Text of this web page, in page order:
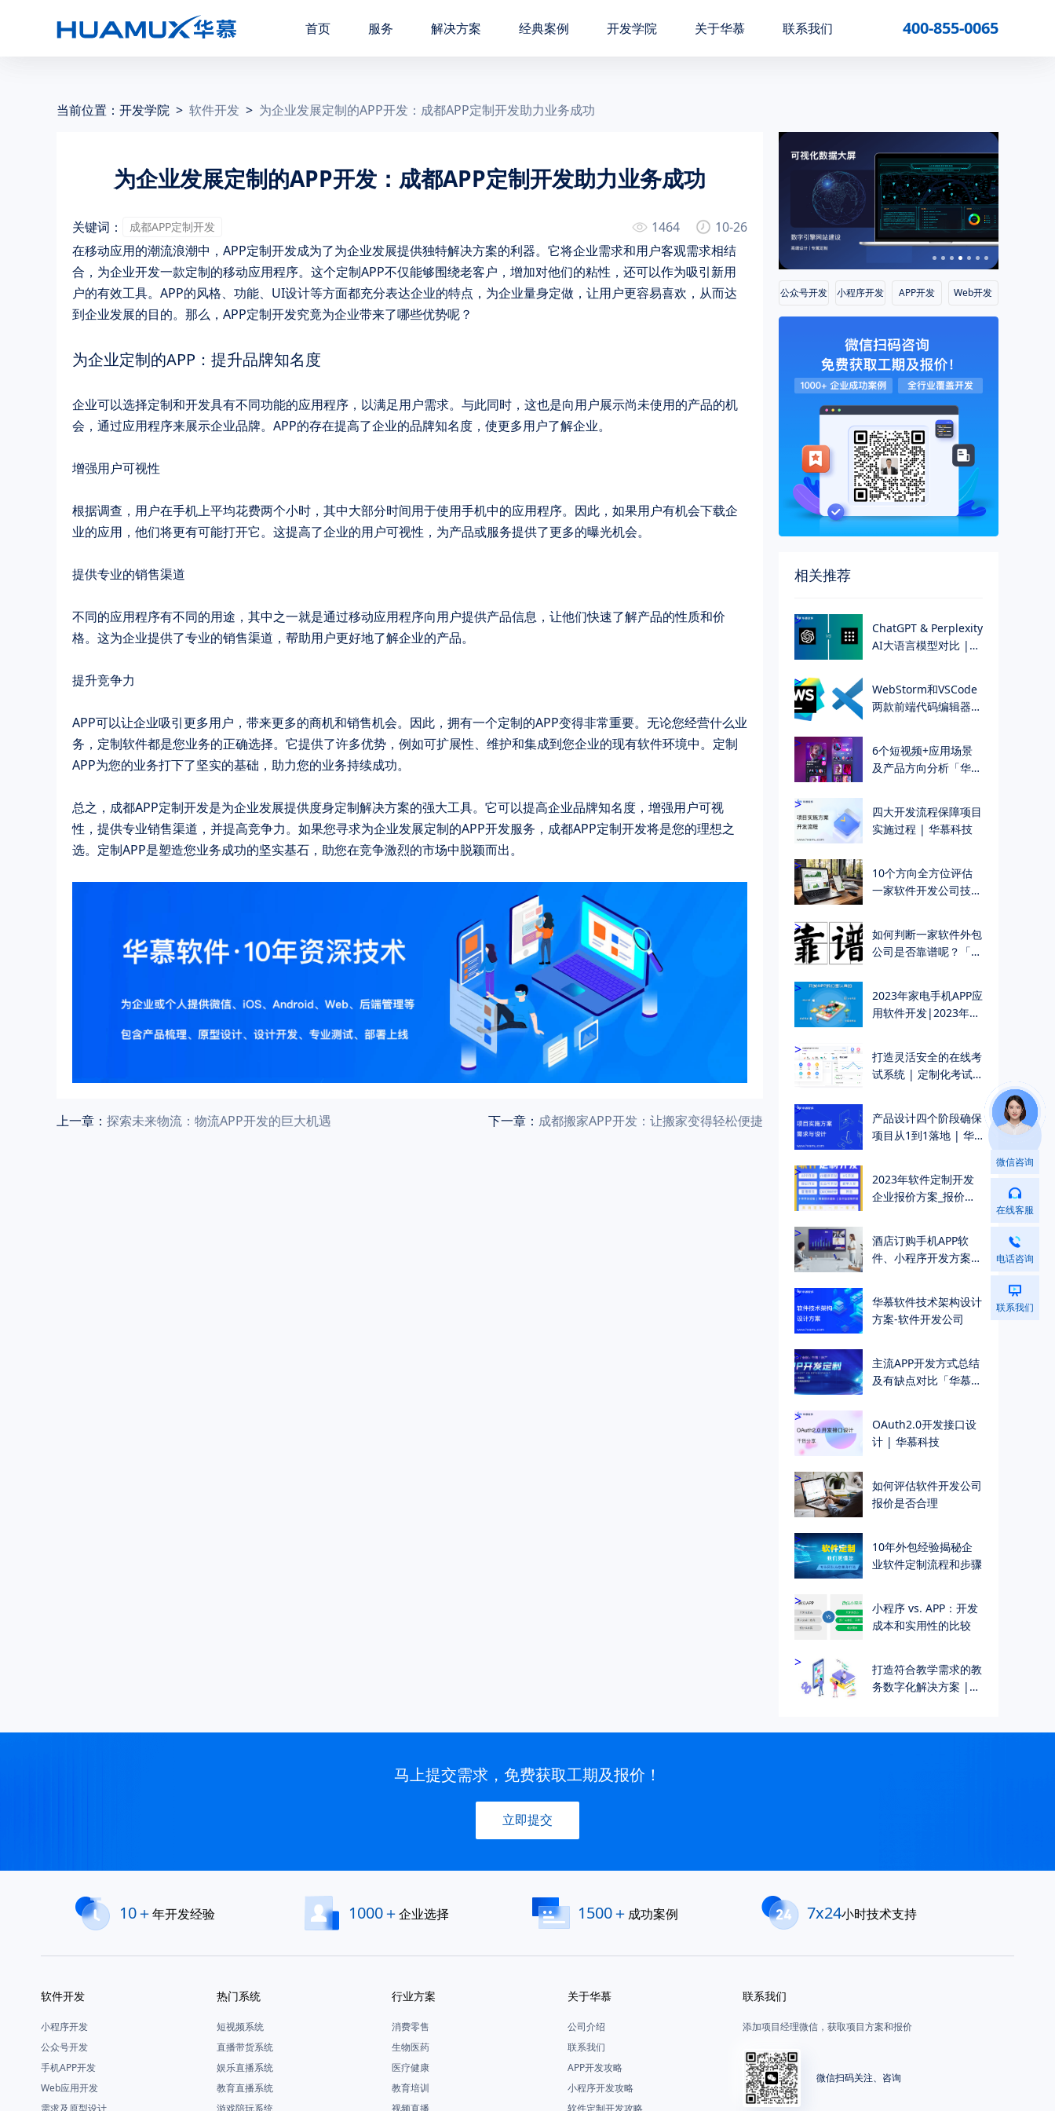
首页 服务 解决方案 经典案例 开发学院 关于华慕 联系我们 400-855-0065
当前位置： 开发学院 > 软件开发 > 为企业发展定制的APP开发：成都APP定制开发助力业务成功
为企业发展定制的APP开发：成都APP定制开发助力业务成功
关键词： 成都APP定制开发 1464
10-26
在移动应用的潮流浪潮中，APP定制开发成为了为企业发展提供独特解决方案的利器。它将企业需求和用户客观需求相结
合，为企业开发一款定制的移动应用程序。这个定制APP不仅能够围绕老客户，增加对他们的粘性，还可以作为吸引新用
户的有效工具。APP的风格、功能、UI设计等方面都充分表达企业的特点，为企业量身定做，让用户更容易喜欢，从而达
到企业发展的目的。那么，APP定制开发究竟为企业带来了哪些优势呢？
为企业定制的APP：提升品牌知名度
企业可以选择定制和开发具有不同功能的应用程序，以满足用户需求。与此同时，这也是向用户展示尚未使用的产品的机
会，通过应用程序来展示企业品牌。APP的存在提高了企业的品牌知名度，使更多用户了解企业。
增强用户可视性
根据调查，用户在手机上平均花费两个小时，其中大部分时间用于使用手机中的应用程序。因此，如果用户有机会下载企
业的应用，他们将更有可能打开它。这提高了企业的用户可视性，为产品或服务提供了更多的曝光机会。
提供专业的销售渠道
不同的应用程序有不同的用途，其中之一就是通过移动应用程序向用户提供产品信息，让他们快速了解产品的性质和价
格。这为企业提供了专业的销售渠道，帮助用户更好地了解企业的产品。
提升竞争力
APP可以让企业吸引更多用户，带来更多的商机和销售机会。因此，拥有一个定制的APP变得非常重要。无论您经营什么业
务，定制软件都是您业务的正确选择。它提供了许多优势，例如可扩展性、维护和集成到您企业的现有软件环境中。定制
APP为您的业务打下了坚实的基础，助力您的业务持续成功。
总之，成都APP定制开发是为企业发展提供度身定制解决方案的强大工具。它可以提高企业品牌知名度，增强用户可视
性，提供专业销售渠道，并提高竞争力。如果您寻求为企业发展定制的APP开发服务，成都APP定制开发将是您的理想之
选。定制APP是塑造您业务成功的坚实基石，助您在竞争激烈的市场中脱颖而出。
上一章： 探索未来物流：物流APP开发的巨大机遇 下一章： 成都搬家APP开发：让搬家变得轻松便捷
公众号开发 小程序开发 APP开发 Web开发
相关推荐
>
ChatGPT & Perplexity
AI大语言模型对比 |
>
WebStorm和VSCode
两款前端代码编辑器，
>
6个短视频+应用场景
及产品方向分析「华慕
>
四大开发流程保障项目
实施过程 | 华慕科技
>
10个方向全方位评估
一家软件开发公司技术
>
如何判断一家软件外包
公司是否靠谱呢？「华
>
2023年家电手机APP应
用软件开发|2023年家
>
打造灵活安全的在线考
试系统 | 定制化考试
>
产品设计四个阶段确保
项目从1到1落地 | 华
>
2023年软件定制开发
企业报价方案_报价单
>
酒店订购手机APP软
件、小程序开发方案
>
华慕软件技术架构设计
方案-软件开发公司
>
主流APP开发方式总结
及有缺点对比「华慕软
>
OAuth2.0开发接口设
计 | 华慕科技
>
如何评估软件开发公司
报价是否合理
>
10年外包经验揭秘企
业软件定制流程和步骤
>
小程序 vs. APP：开发
成本和实用性的比较
>
打造符合教学需求的教
务数字化解决方案 |
马上提交需求，免费获取工期及报价！
立即提交
10＋年开发经验 1000＋企业选择 1500＋ 成功案例 7x24小时技术支持
软件开发
小程序开发
公众号开发
手机APP开发
Web应用开发
需求及原型设计
热门系统
短视频系统
直播带货系统
娱乐直播系统
教育直播系统
游戏陪玩系统
行业方案
消费零售
生物医药
医疗健康
教育培训
视频直播
关于华慕
公司介绍
联系我们
APP开发攻略
小程序开发攻略
软件定制开发攻略
联系我们
添加项目经理微信，获取项目方案和报价
微信扫码关注、咨询
微信咨询
在线客服
电话咨询
联系我们